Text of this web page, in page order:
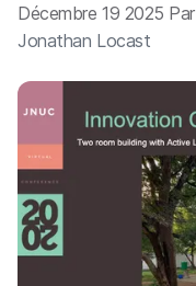
a
l
Décembre 19 2025 Par
Jonathan Locast